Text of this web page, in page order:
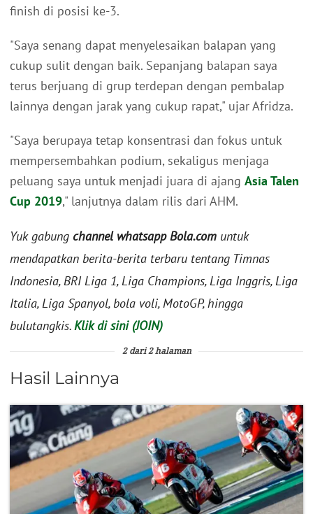
finish di posisi ke-3.
"Saya senang dapat menyelesaikan balapan yang
cukup sulit dengan baik. Sepanjang balapan saya
terus berjuang di grup terdepan dengan pembalap
lainnya dengan jarak yang cukup rapat," ujar Afridza.
"Saya berupaya tetap konsentrasi dan fokus untuk
mempersembahkan podium, sekaligus menjaga
peluang saya untuk menjadi juara di ajang Asia Talen
Cup 2019," lanjutnya dalam rilis dari AHM.
Yuk gabung channel whatsapp Bola.com untuk
mendapatkan berita-berita terbaru tentang Timnas
Indonesia, BRI Liga 1, Liga Champions, Liga Inggris, Liga
Italia, Liga Spanyol, bola voli, MotoGP, hingga
bulutangkis.Klik di sini (JOIN)
2 dari 2 halaman
Hasil Lainnya